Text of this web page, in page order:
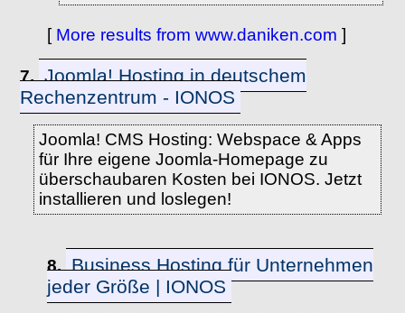
[ More results from www.daniken.com ]
7. Joomla! Hosting in deutschem
Rechenzentrum - IONOS
Joomla! CMS Hosting: Webspace & Apps
für Ihre eigene Joomla-Homepage zu
überschaubaren Kosten bei IONOS. Jetzt
installieren und loslegen!
8. Business Hosting für Unternehmen
jeder Größe | IONOS